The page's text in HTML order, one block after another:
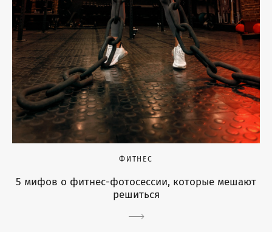
ФИТНЕС
5 мифов о фитнес-фотосессии, которые мешают
решиться